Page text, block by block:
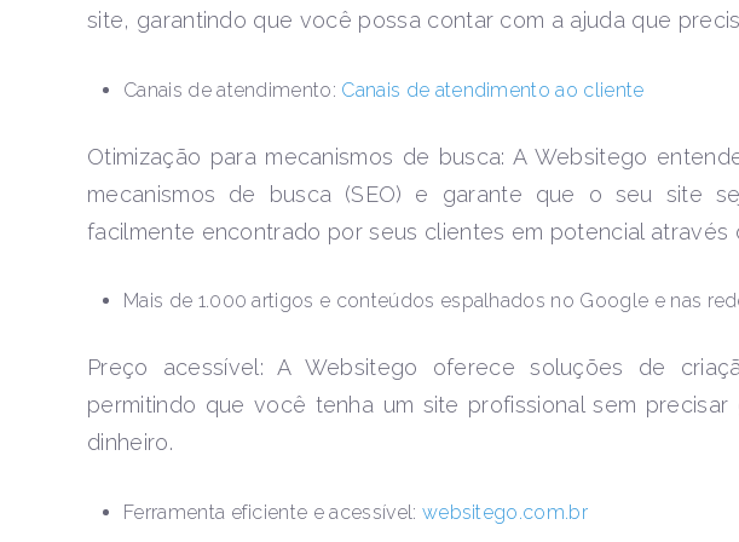
site, garantindo que você possa contar com a ajuda que
Canais de atendimento: Canais de atendimento ao cliente
Otimização para mecanismos de busca: A Websitego
mecanismos de busca (SEO) e garante que o seu site
facilmente encontrado por seus clientes em potencial através
Mais de 1.000 artigos e conteúdos espalhados no Google e nas
Preço acessível: A Websitego oferece soluções de
permitindo que você tenha um site profissional sem
dinheiro.
Ferramenta eficiente e acessível: websitego.com.br